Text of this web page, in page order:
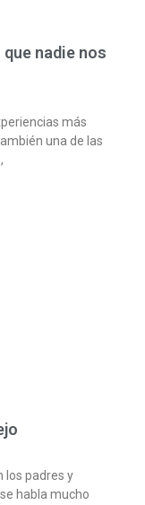
nadie nos
más
una de las
los padres y
habla mucho